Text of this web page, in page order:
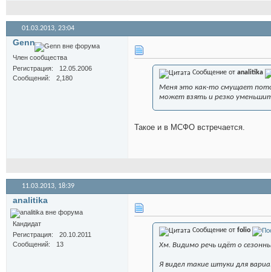
01.03.2013, 23:04
Genn
Член сообщества
Регистрация
12.05.2006
Сообщений
2,180
Сообщение от analitika
Меня это как-то смущает
может взять и резко
Такое и в МСФО встречается.
11.03.2013, 18:39
analitika
Кандидат
Регистрация
20.10.2011
Сообщений
13
Сообщение от folio
Хм. Видимо речь идёт о
Я видел такие штуки для